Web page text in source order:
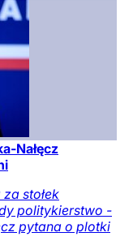
Nałęcz
stołek
politykierstwo -
pytana o plotki